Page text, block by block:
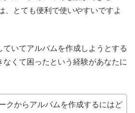
、とても便利で使いやすいですよ
いてアルバムを作成しようとする
なくて困ったという経験があなたに
クからアルバムを作成するにはど